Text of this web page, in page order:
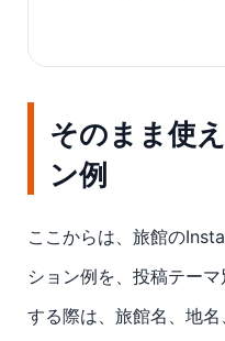
そのまま使
ン例
ここからは、旅館の
ション例を、投稿テー
する際は、旅館名、地